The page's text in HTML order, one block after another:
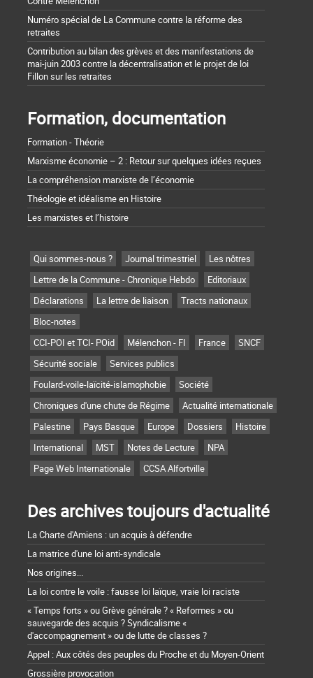
Numéro spécial de La Commune contre la réforme des
retraites
Contribution au bilan des grèves et des manifestations de
mai-juin 2003 contre la décentralisation et le projet de loi
Fillon sur les retraites
Formation, documentation
Formation - Théorie
Marxisme économie – 2 : Retour sur quelques idées reçues
La compréhension marxiste de l’économie
Théologie et idéalisme en Histoire
Les marxistes et l’histoire
Qui sommes-nous ? Journal trimestriel
Les nôtres
Lettre de la Commune - Chronique Hebdo
Editoriaux
Déclarations
La lettre de liaison
Tracts nationaux
Bloc-notes
CCI-POI et TCI- POid
Mélenchon - FI France
SNCF
Sécurité sociale
Services publics
Foulard-voile-laïcité-islamophobie
Société
Chroniques d'une chute de Régime
Actualité internationale
Palestine
Pays Basque Europe Dossiers
Histoire
International
MST Notes de Lecture
NPA
Page Web Internationale
CCSA Alfortville
Des archives toujours d'actualité
La Charte d'Amiens : un acquis à défendre
La matrice d'une loi anti-syndicale
Nos origines...
La loi contre le voile : fausse loi laïque, vraie loi raciste
« Temps forts » ou Grève générale ? « Reformes » ou
sauvegarde des acquis ? Syndicalisme «
d'accompagnement » ou de lutte de classes ?
Appel : Aux côtés des peuples du Proche et du Moyen-Orient
Grossière provocation